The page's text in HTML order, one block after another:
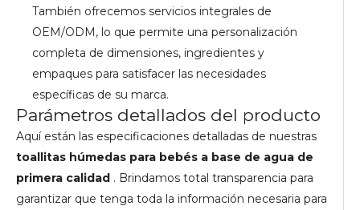
También ofrecemos servicios integrales de
OEM/ODM, lo que permite una personalización
completa de dimensiones, ingredientes y
empaques para satisfacer las necesidades
específicas de su marca.
Parámetros detallados del producto
Aquí están las especificaciones detalladas de nuestras
toallitas húmedas para bebés a base de agua de
primera calidad . Brindamos total transparencia para
garantizar que tenga toda la información necesaria para